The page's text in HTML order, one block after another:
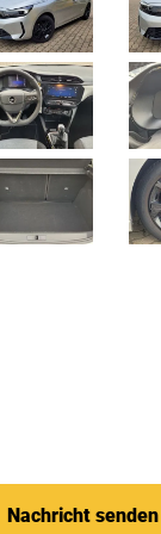
Nachricht senden